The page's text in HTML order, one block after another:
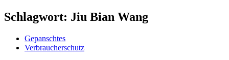
Schlagwort: Jiu Bian Wang
Gepanschtes
Verbraucherschutz